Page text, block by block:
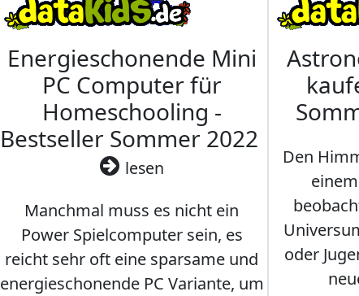
Energieschonende Mini
PC Computer für
Homeschooling -
Bestseller Sommer 2022
lesen
Manchmal muss es nicht ein
Power Spielcomputer sein, es
reicht sehr oft eine sparsame und
energieschonende PC Variante, um
Den
oder